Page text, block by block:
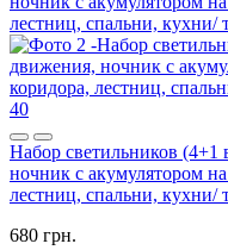
40
Набор светильников (4+1
ночник с акумулятором
лестниц, спальни, кухни/
680 грн.